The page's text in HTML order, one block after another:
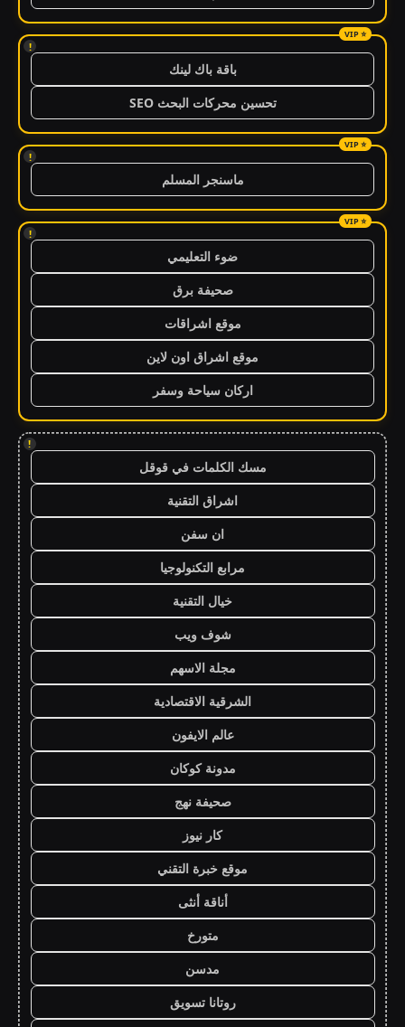
!
باقة باك لينك
تحسين محركات البحث SEO
!
ماسنجر المسلم
!
ضوء التعليمي
صحيفة برق
موقع اشراقات
موقع اشراق اون لاين
اركان سياحة وسفر
!
مسك الكلمات في قوقل
اشراق التقنية
ان سفن
مرابع التكنولوجيا
خيال التقنية
شوف ويب
مجلة الاسهم
الشرقية الاقتصادية
عالم الايفون
مدونة كوكان
صحيفة نهج
كار نيوز
موقع خبرة التقني
أناقة أنثى
متورخ
مدسن
روتانا تسويق